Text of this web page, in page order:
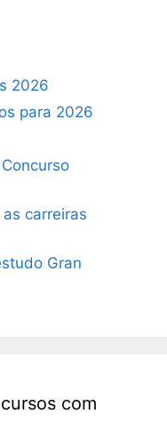
2026
para 2026
carreiras
Gran
com